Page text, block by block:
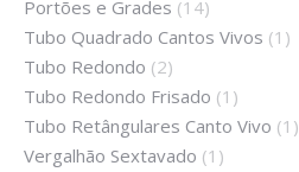
Portões e Grades (14)
Tubo Quadrado Cantos Vivos (1)
Tubo Redondo (2)
Tubo Redondo Frisado (1)
Tubo Retângulares Canto Vivo (1)
Vergalhão Sextavado (1)